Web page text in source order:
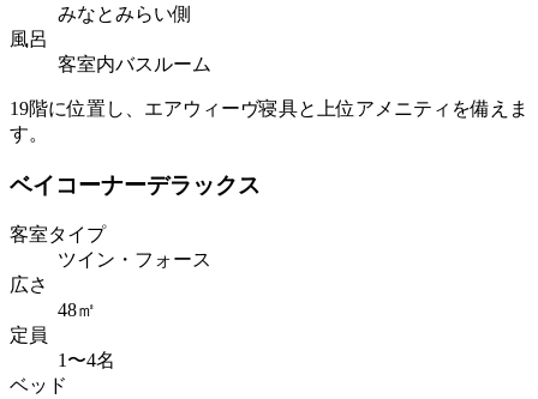
みなとみらい側
風呂
客室内バスルーム
19階に位置し、エアウィーヴ寝具と上位アメニティを備えま
す。
ベイコーナーデラックス
客室タイプ
ツイン・フォース
広さ
48㎡
定員
1〜4名
ベッド